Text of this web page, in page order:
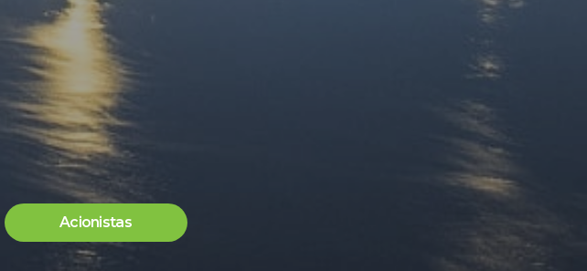
Acionistas